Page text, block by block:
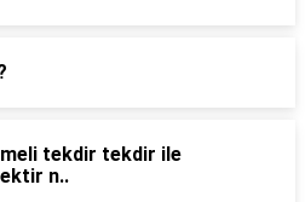
tekdir tekdir ile
n..